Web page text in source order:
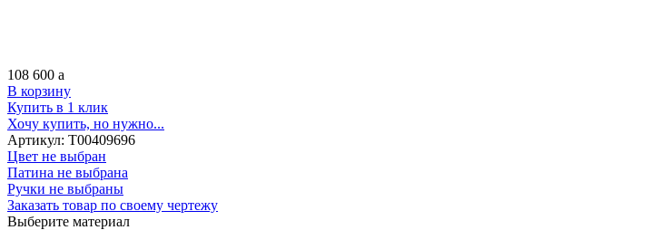
108 600 a
В корзину
Купить в 1 клик
Хочу купить, но нужно...
Артикул: Т00409696
Цвет не выбран
Патина не выбрана
Ручки не выбраны
Заказать товар по своему чертежу
Выберите материал